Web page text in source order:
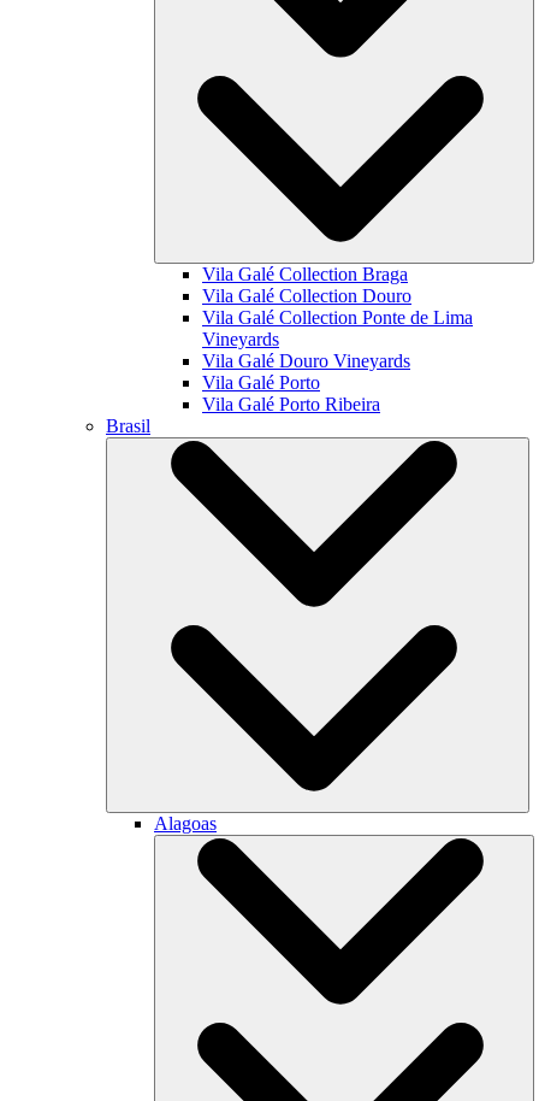
Vila Galé Collection Braga
Vila Galé Collection Douro
Vila Galé Collection Ponte de Lima
Vineyards
Vila Galé Douro Vineyards
Vila Galé Porto
Vila Galé Porto Ribeira
Brasil
Alagoas